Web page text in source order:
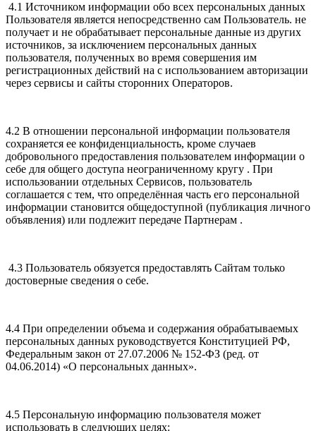
4.1 Источником информации обо всех персональных данных
Пользователя является непосредственно сам Пользователь. не
получает и не обрабатывает персональные данные из других
источников, за исключением персональных данных
пользователя, полученных во время совершения им
регистрационных действий на с использованием авторизации
через сервисы и сайты сторонних Операторов.
4.2 В отношении персональной информации пользователя
сохраняется ее конфиденциальность, кроме случаев
добровольного предоставления пользователем информации о
себе для общего доступа неограниченному кругу . При
использовании отдельных Сервисов, пользователь
соглашается с тем, что определённая часть его персональной
информации становится общедоступной (публикация личного
объявления) или подлежит передаче Партнерам .
4.3 Пользователь обязуется предоставлять Сайтам только
достоверные сведения о себе.
4.4 При определении объема и содержания обрабатываемых
персональных данных руководствуется Конституцией РФ,
Федеральным закон от 27.07.2006 № 152-ФЗ (ред. от
04.06.2014) «О персональных данных».
4.5 Персональную информацию пользователя может
использовать в следующих целях: